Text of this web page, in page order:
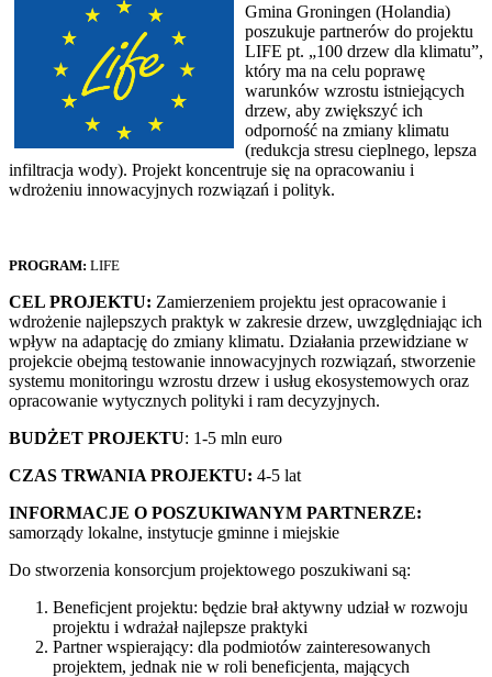
Gmina Groningen (Holandia)
poszukuje partnerów do projektu
LIFE pt. „100 drzew dla klimatu”,
który ma na celu poprawę
warunków wzrostu istniejących
drzew, aby zwiększyć ich
odporność na zmiany klimatu
(redukcja stresu cieplnego, lepsza
infiltracja wody). Projekt koncentruje się na opracowaniu i
wdrożeniu innowacyjnych rozwiązań i polityk.
PROGRAM: LIFE
CEL PROJEKTU: Zamierzeniem projektu jest opracowanie i
wdrożenie najlepszych praktyk w zakresie drzew, uwzględniając ich
wpływ na adaptację do zmiany klimatu. Działania przewidziane w
projekcie obejmą testowanie innowacyjnych rozwiązań, stworzenie
systemu monitoringu wzrostu drzew i usług ekosystemowych oraz
opracowanie wytycznych polityki i ram decyzyjnych.
BUDŻET PROJEKTU: 1-5 mln euro
CZAS TRWANIA PROJEKTU: 4-5 lat
INFORMACJE O POSZUKIWANYM PARTNERZE:
samorządy lokalne, instytucje gminne i miejskie
Do stworzenia konsorcjum projektowego poszukiwani są:
Beneficjent projektu: będzie brał aktywny udział w rozwoju
projektu i wdrażał najlepsze praktyki
Partner wspierający: dla podmiotów zainteresowanych
projektem, jednak nie w roli beneficjenta, mających